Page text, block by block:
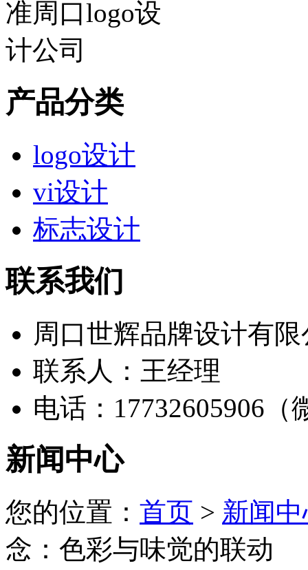
产品分类
logo设计
vi设计
标志设计
联系我们
周口世辉品牌设计有
联系人：王经理
电话：17732605906（
新闻中心
您的位置： 首页 > 新闻
念：色彩与味觉的联动